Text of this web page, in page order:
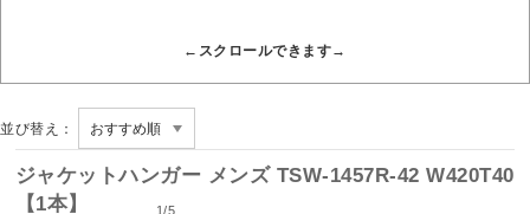
並び替え：
1/5
ジャケットハンガー メンズ TSW-1457R-42 W420T40
【1本】